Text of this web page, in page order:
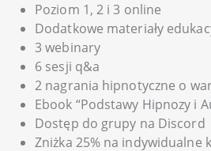
Poziom 1, 2 i 3 online
Dodatkowe materiały
3 webinary
6 sesji q&a
2 nagrania hipnotyczne o
Ebook “Podstawy Hipnozy i
Dostęp do grupy na Discord
Zniżka 25% na indywidualne